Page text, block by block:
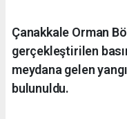
Çanakkale Orman
gerçekleştirilen
meydana gelen
bulunuldu.